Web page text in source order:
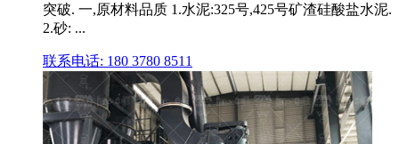
突破. 一,原材料品质 1.水泥:325号,425号矿渣硅酸盐水泥.
2.砂: ...
联系电话: 180 3780 8511